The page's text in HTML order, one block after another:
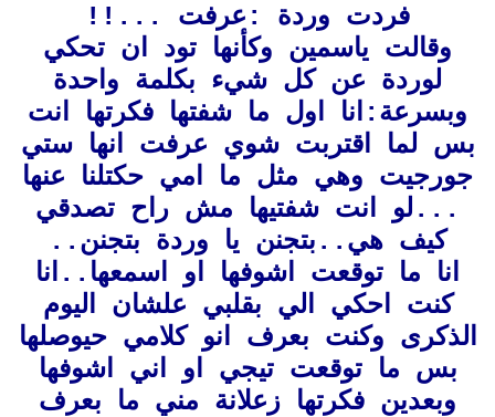
فردت وردة :عرفت ...!!
وقالت ياسمين وكأنها تود ان تحكي
لوردة عن كل شيء بكلمة واحدة
وبسرعة:انا اول ما شفتها فكرتها انت
بس لما اقتربت شوي عرفت انها ستي
جورجيت وهي مثل ما امي حكتلنا عنها
...لو انت شفتيها مش راح تصدقي
كيف هي..بتجنن يا وردة بتجنن..
انا ما توقعت اشوفها او اسمعها..انا
كنت احكي الي بقلبي علشان اليوم
الذكرى وكنت بعرف انو كلامي حيوصلها
بس ما توقعت تيجي او اني اشوفها
وبعدين فكرتها زعلانة مني ما بعرف